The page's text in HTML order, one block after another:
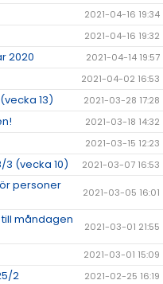
2021-04-16 19:34
2021-04-16 19:32
2020 2021-04-14 19:57
2021-04-02 16:53
13) 2021-03-28 17:28
2021-03-18 14:32
2021-03-15 12:23
(vecka 10) 2021-03-07 16:53
personer
2021-03-05 16:01
till måndagen
2021-03-01 21:55
2021-03-01 15:09
2 2021-02-25 16:19